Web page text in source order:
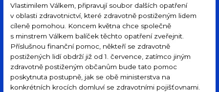
Vlastimilem Válkem, připravují soubor dalších opatření
v oblasti zdravotnictví, které zdravotně postiženým lidem
cíleně pomohou. Koncem května chce společně
s minstrem Válkem balíček těchto opatření zveřejnit.
Příslušnou finanční pomoc, někteří se zdravotně
postižených lidí obdrží již od 1. července, zatímco jiným
zdravotně postiženým občanům bude tato pomoc
poskytnuta postupně, jak se obě ministerstva na
konkrétních krocích domluví se zdravotními pojišťovnami.